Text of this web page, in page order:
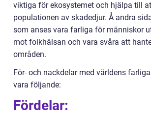
viktiga för ekosystemet och hjälpa till
populationen av skadedjur. Å andra
som anses vara farliga för människor
mot folkhälsan och vara svåra att
områden.
För- och nackdelar med världens
vara följande:
Fördelar: